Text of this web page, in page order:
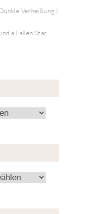
Verheißung |
a Fallen Star